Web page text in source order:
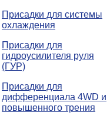
Присадки для системы
охлаждения
Присадки для
гидроусилителя руля
(ГУР)
Присадки для
дифференциала 4WD и
повышенного трения